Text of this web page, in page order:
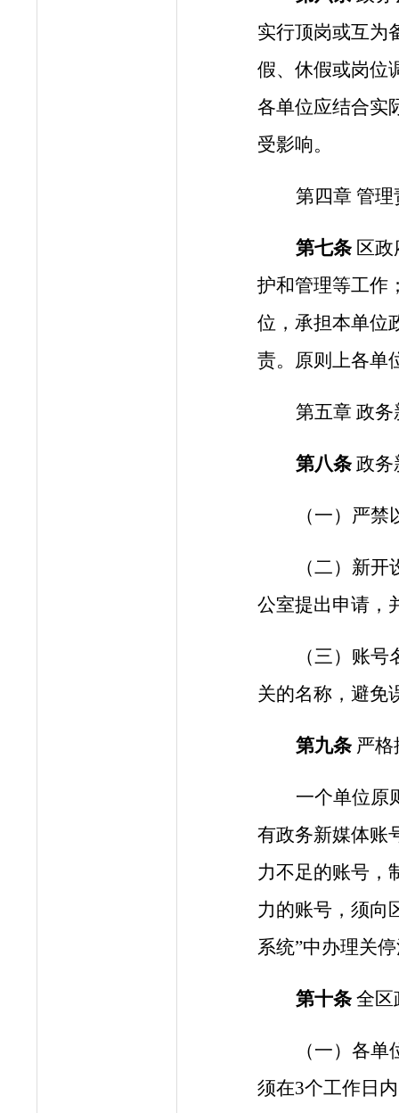
实行顶岗或互为
假、休假或岗位
各单位应结合实
受影响。
第四章 管理
第七条 区
护和管理等工作
位， 承担本单位
责。 原则上各单
第五章 政务
第八条 政务
（一）严
（二）新
公室提出申请，
（三）账
关的名称，避免
第九条 严
一个单位原
有政务新媒体账
力不足的账号，
力的账号， 须向
系统”中办理关
第十条 全区
（一）各
须在3个工作日